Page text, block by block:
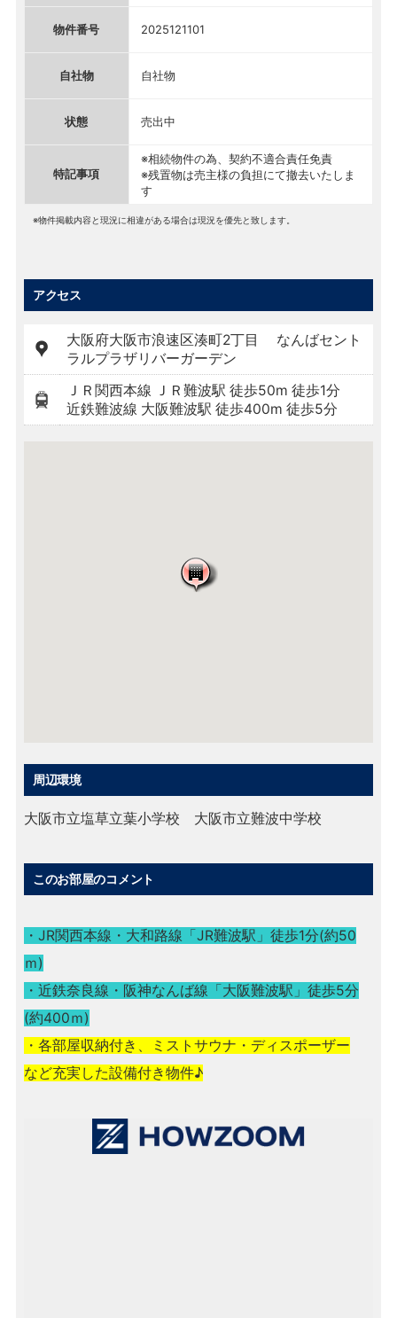
物件番号 2025121101
自社物 自社物
状態 売出中
特記事項
※相続物件の為、契約不適合責任免責
※残置物は売主様の負担にて撤去いたしま
す
※物件掲載内容と現況に相違がある場合は現況を優先と致します。
アクセス
大阪府大阪市浪速区湊町2丁目 なんばセント
ラルプラザリバーガーデン
ＪＲ関西本線 ＪＲ難波駅 徒歩50m 徒歩1分
近鉄難波線 大阪難波駅 徒歩400m 徒歩5分
周辺環境
大阪市立塩草立葉小学校 大阪市立難波中学校
このお部屋のコメント
・JR関西本線・大和路線「JR難波駅」徒歩1分(約50
ｍ)
・近鉄奈良線・阪神なんば線「大阪難波駅」徒歩5分
(約400ｍ)
・各部屋収納付き、ミストサウナ・ディスポーザー
など充実した設備付き物件♪